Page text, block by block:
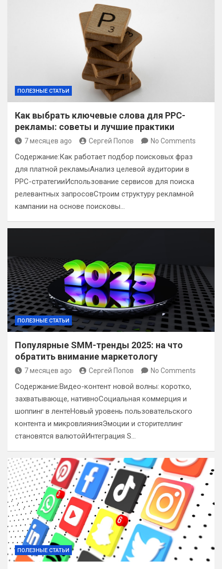
ПОЛЕЗНЫЕ СТАТЬИ
Как выбрать ключевые слова для PPC-
рекламы: советы и лучшие практики
7 месяцев ago Сергей Попов No Comments
Содержание:Как работает подбор поисковых фраз
для платной рекламыАнализ целевой аудитории в
PPC-стратегииИспользование сервисов для поиска
релевантных запросовСтроим структуру рекламной
кампании на основе поисковы…
ПОЛЕЗНЫЕ СТАТЬИ
Популярные SMM-тренды 2025: на что
обратить внимание маркетологу
7 месяцев ago Сергей Попов No Comments
Содержание:Видео-контент новой волны: коротко,
захватывающе, нативноСоциальная коммерция и
шоппинг в лентеНовый уровень пользовательского
контента и микровлиянияЭмоции и сторителлинг
становятся валютойИнтеграция S…
ПОЛЕЗНЫЕ СТАТЬИ